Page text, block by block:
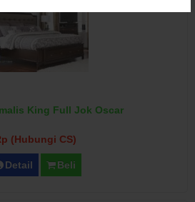
King Full Jok Oscar
(Hubungi CS)
Detail Beli